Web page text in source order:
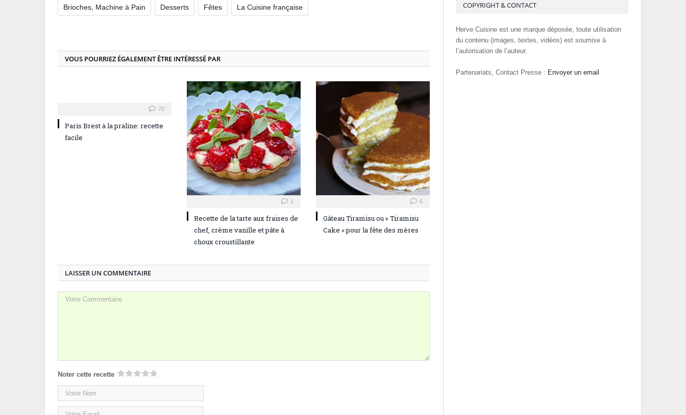
Brioches, Machine à Pain Desserts Fêtes La Cuisine française
VOUS POURRIEZ ÉGALEMENT ÊTRE INTÉRESSÉ PAR
70
Paris Brest à la praline: recette
facile
1
Recette de la tarte aux fraises de
chef, crème vanille et pâte à
choux croustillante
6
Gâteau Tiramisu ou « Tiramisu
Cake » pour la fête des mères
LAISSER UN COMMENTAIRE
Noter cette recette
COPYRIGHT & CONTACT
Herve Cuisine est une marque déposée, toute utilisation
du contenu (images, textes, vidéos) est soumise à
l’autorisation de l’auteur.
Partenariats, Contact Presse : Envoyer un email